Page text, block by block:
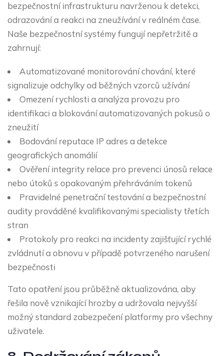
bezpečnostní infrastrukturu navrženou k detekci,
odrazování a reakci na zneužívání v reálném čase.
Naše bezpečnostní systémy fungují nepřetržitě a
zahrnují:
Automatizované monitorování chování, které
signalizuje odchylky od běžných vzorců užívání
Omezení rychlosti a analýza provozu pro
identifikaci a blokování automatizovaných pokusů o
zneužití
Bodování reputace IP adres a detekce
geografických anomálií
Ověření integrity relace pro prevenci únosů relace
nebo útoků s opakovaným přehráváním tokenů
Pravidelné penetrační testování a bezpečnostní
audity prováděné kvalifikovanými specialisty třetích
stran
Protokoly pro reakci na incidenty zajišťující rychlé
zvládnutí a obnovu v případě potvrzeného narušení
bezpečnosti
Tato opatření jsou průběžně aktualizována, aby
řešila nově vznikající hrozby a udržovala nejvyšší
možný standard zabezpečení platformy pro všechny
uživatele.